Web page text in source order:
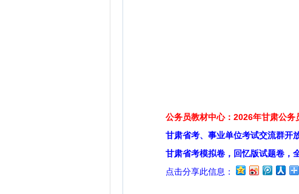
公务员教材中心：2026年甘肃公务
甘肃省考、事业单位考试交流群开
甘肃省考模拟卷，回忆版试题卷，
点击分享此信息：